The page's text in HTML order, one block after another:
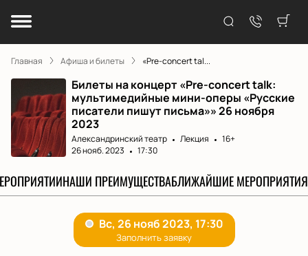
Главная Афиша и билеты «Pre-concert tal...
Билеты на концерт «Pre-concert talk:
мультимедийные мини-оперы «Русские
писатели пишут письма»» 26 ноября
2023
Александринский театр Лекция
16+
26 нояб. 2023
17:30
НАШИ ПРЕИМУЩЕСТВАБЛИЖАЙШИЕ МЕРОПРИЯТИЯ